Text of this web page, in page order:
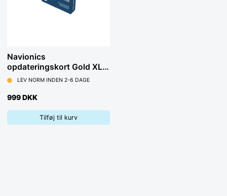
Navionics
opdateringskort Gold XL.
SD (micro SD-kort)
LEV NORM INDEN 2-6 DAGE
999 DKK
Tilføj til kurv